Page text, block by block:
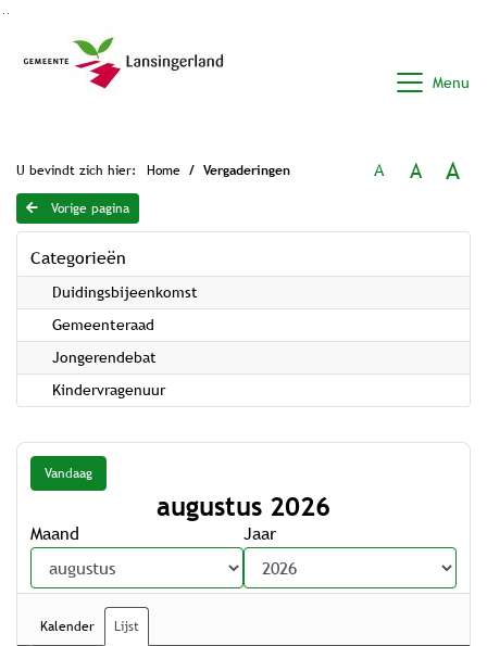
Menu
U bevindt zich hier: Home Vergaderingen A A A
Vorige pagina
Categorieën
Duidingsbijeenkomst
Gemeenteraad
Jongerendebat
Kindervragenuur
Vandaag
augustus 2026
Maand Jaar
Kalender Lijst